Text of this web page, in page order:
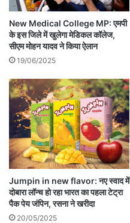
New Medical College MP: एमपी
के इस जिले में खुलेगा मेडिकल कॉलेज,
सीएम मोहन यादव ने किया ऐलान
19/06/2025
Jumpin in new flavor: नए स्वाद में
दोबारा लॉन्च हो रहा भारत का पहला टेट्रा
पैक पेय जंपिन, रसना ने खरीदा
20/05/2025